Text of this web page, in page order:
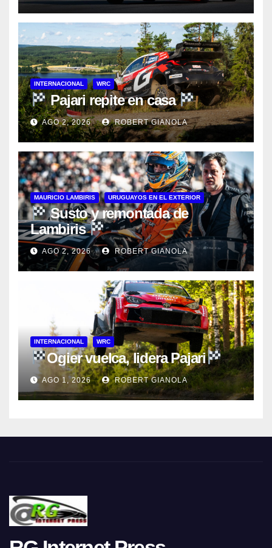
INTERNACIONAL WRC
Pajari repite en casa
AGO 2, 2026 ROBERT GIANOLA
MAURICIO LAMBIRIS URUGUAYOS EN EL EXTERIOR
Susto y remontada de
Lambiris
AGO 2, 2026 ROBERT GIANOLA
INTERNACIONAL WRC
Ogier vuelca, lidera Pajari
AGO 1, 2026 ROBERT GIANOLA